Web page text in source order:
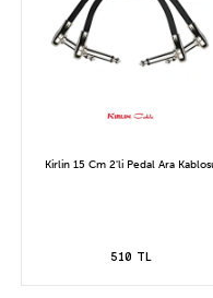
Kirlin 15 Cm 2'li Pedal Ara
510 TL